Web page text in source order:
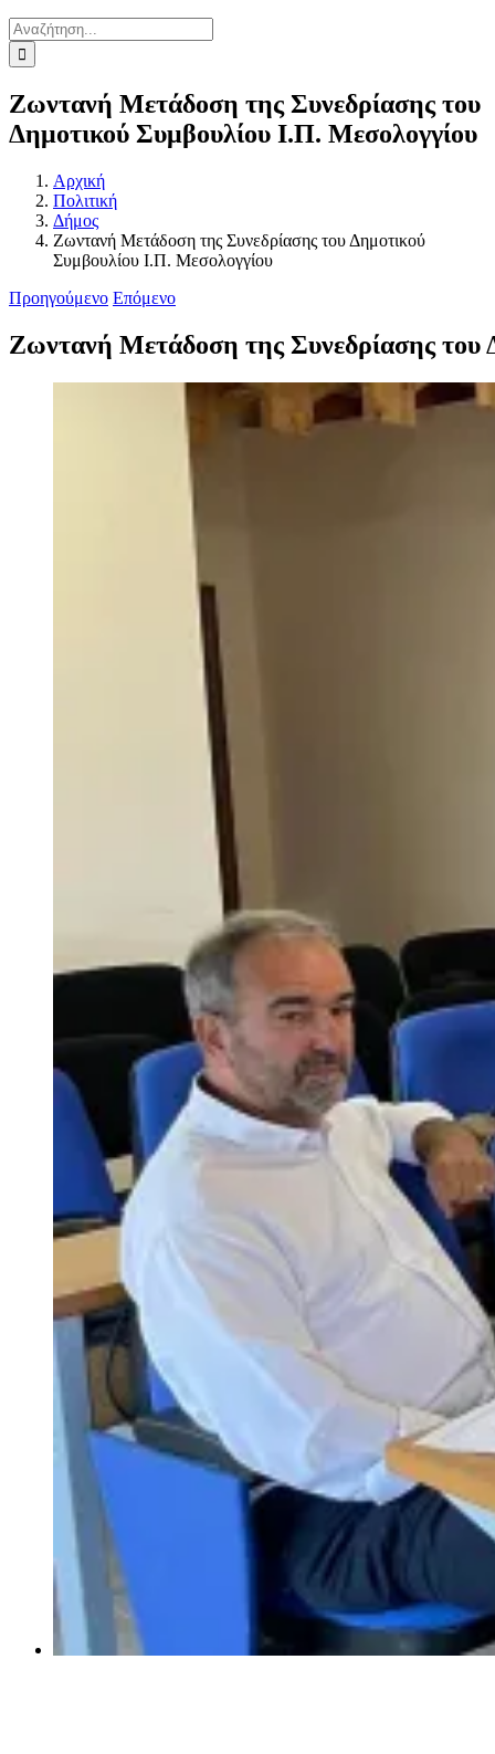
Αναζήτηση
για:
Ζωντανή Μετάδοση της Συνεδρίασης του
Δημοτικού Συμβουλίου Ι.Π. Μεσολογγίου
Αρχική
Πολιτική
Δήμος
Ζωντανή Μετάδοση της Συνεδρίασης του Δημοτικού
Συμβουλίου Ι.Π. Μεσολογγίου
Προηγούμενο Επόμενο
Ζωντανή Μετάδοση της Συνεδρίασης του